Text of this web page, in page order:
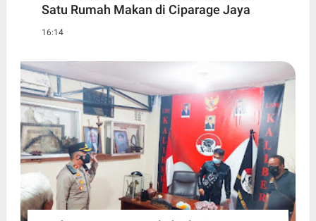
Satu Rumah Makan di Ciparage Jaya
16:14